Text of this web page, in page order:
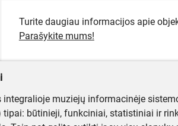
Turite daugiau informacijos apie
Parašykite mums!
integralioje muziejų informacinėje
tipai: būtinieji, funkciniai, statistiniai ir